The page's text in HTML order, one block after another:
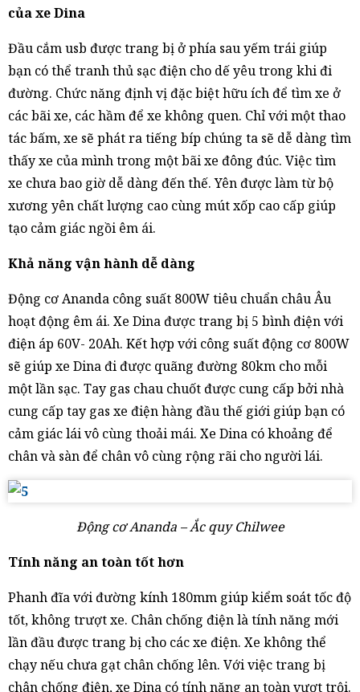
của xe Dina
Đầu cắm usb được trang bị ở phía sau yếm trái giúp
bạn có thể tranh thủ sạc điện cho dế yêu trong khi đi
đường. Chức năng định vị đặc biệt hữu ích để tìm xe ở
các bãi xe, các hầm để xe không quen. Chỉ với một thao
tác bấm, xe sẽ phát ra tiếng bíp chúng ta sẽ dễ dàng tìm
thấy xe của mình trong một bãi xe đông đúc. Việc tìm
xe chưa bao giờ dễ dàng đến thế. Yên được làm từ bộ
xương yên chất lượng cao cùng mút xốp cao cấp giúp
tạo cảm giác ngồi êm ái.
Khả năng vận hành dễ dàng
Động cơ Ananda công suất 800W tiêu chuẩn châu Âu
hoạt động êm ái. Xe Dina được trang bị 5 bình điện với
điện áp 60V- 20Ah. Kết hợp với công suất động cơ 800W
sẽ giúp xe Dina đi được quãng đường 80km cho mỗi
một lần sạc. Tay gas chau chuốt được cung cấp bởi nhà
cung cấp tay gas xe điện hàng đầu thế giới giúp bạn có
cảm giác lái vô cùng thoải mái. Xe Dina có khoảng để
chân và sàn để chân vô cùng rộng rãi cho người lái.
Động cơ Ananda – Ắc quy Chilwee
Tính năng an toàn tốt hơn
Phanh đĩa với đường kính 180mm giúp kiểm soát tốc độ
tốt, không trượt xe. Chân chống điện là tính năng mới
lần đầu được trang bị cho các xe điện. Xe không thể
chạy nếu chưa gạt chân chống lên. Với việc trang bị
chân chống điện, xe Dina có tính năng an toàn vượt trội.